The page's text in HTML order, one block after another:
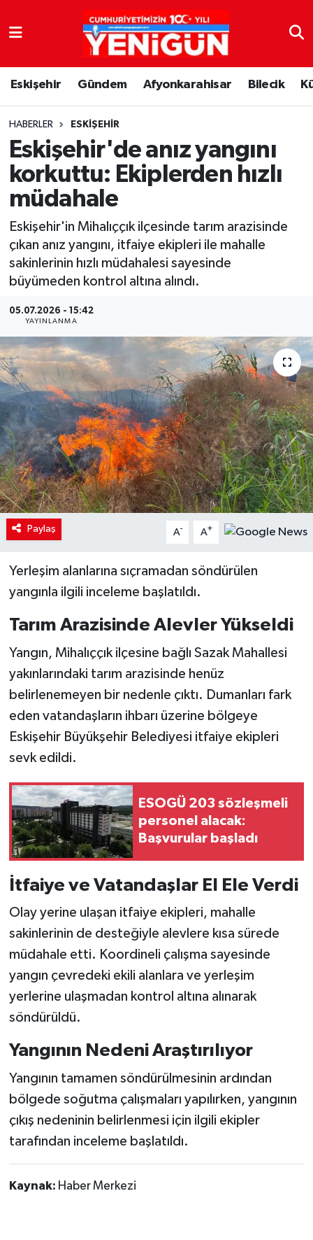
Eskişehir Gündem Afyonkarahisar Bilecik
HABERLER ESKIŞEHIR
Eskişehir'de anız yangını
korkuttu: Ekiplerden hızlı
müdahale
Eskişehir'in Mihalıççık ilçesinde tarım arazisinde
çıkan anız yangını, itfaiye ekipleri ile mahalle
sakinlerinin hızlı müdahalesi sayesinde
büyümeden kontrol altına alındı.
05.07.2026 - 15:42
YAYINLANMA
Paylaş A- A+
Yerleşim alanlarına sıçramadan söndürülen
yangınla ilgili inceleme başlatıldı.
Tarım Arazisinde Alevler Yükseldi
Yangın, Mihalıççık ilçesine bağlı Sazak Mahallesi
yakınlarındaki tarım arazisinde henüz
belirlenemeyen bir nedenle çıktı. Dumanları fark
eden vatandaşların ihbarı üzerine bölgeye
Eskişehir Büyükşehir Belediyesi itfaiye ekipleri
sevk edildi.
ESOGÜ 203 sözleşmeli
personel alacak:
Başvurular başladı
İtfaiye ve Vatandaşlar El Ele Verdi
Olay yerine ulaşan itfaiye ekipleri, mahalle
sakinlerinin de desteğiyle alevlere kısa sürede
müdahale etti. Koordineli çalışma sayesinde
yangın çevredeki ekili alanlara ve yerleşim
yerlerine ulaşmadan kontrol altına alınarak
söndürüldü.
Yangının Nedeni Araştırılıyor
Yangının tamamen söndürülmesinin ardından
bölgede soğutma çalışmaları yapılırken, yangının
çıkış nedeninin belirlenmesi için ilgili ekipler
tarafından inceleme başlatıldı.
Kaynak: Haber Merkezi
Nöbetçi Eczaneler
Hava Durumu
Trafik Durumu
Süper Lig Puan Durumu ve Fikstür
Tüm Manşetler
Son Dakika Haberleri
Haber Arşivi